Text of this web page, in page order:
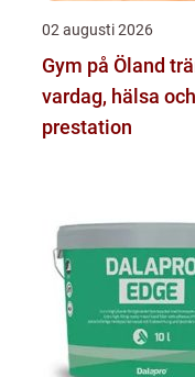
02 augusti 2026
Gym på Öland träning för
vardag, hälsa och
prestation